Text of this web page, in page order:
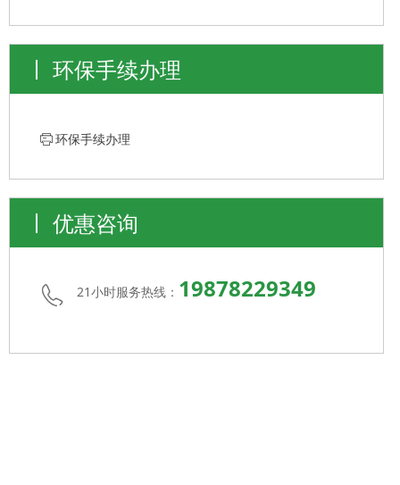
优惠咨询
21小时服务热线： 19878229349
环保手续办理
ꁧ 环保手续办理